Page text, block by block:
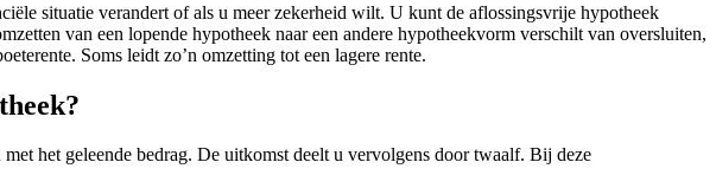
situatie verandert of als u meer zekerheid wilt. U kunt de aflossingsvrije hypotheek
van een lopende hypotheek naar een andere hypotheekvorm verschilt van oversluiten,
Soms leidt zo’n omzetting tot een lagere rente.
het geleende bedrag. De uitkomst deelt u vervolgens door twaalf. Bij deze